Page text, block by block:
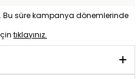
Bu süre kampanya dönemlerinde
tıklayınız.